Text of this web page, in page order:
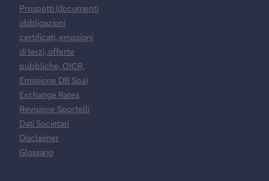
Prospetti (documenti
obbligazioni
certificati, emissioni
di terzi, offerte
pubbliche, OICR,
Emissione DB Spa)
Exchange Rates
Revisione Sportelli
Dati Societari
Disclaimer
Glossario